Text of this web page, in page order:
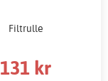
Filtrulle
131 kr